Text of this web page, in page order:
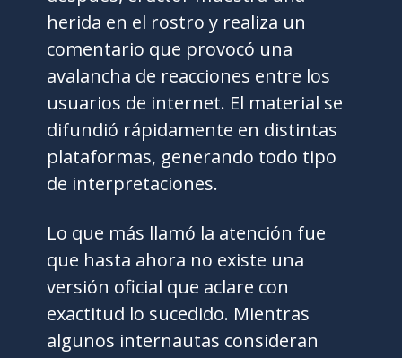
herida en el rostro y realiza un
comentario que provocó una
avalancha de reacciones entre los
usuarios de internet. El material se
difundió rápidamente en distintas
plataformas, generando todo tipo
de interpretaciones.
Lo que más llamó la atención fue
que hasta ahora no existe una
versión oficial que aclare con
exactitud lo sucedido. Mientras
algunos internautas consideran